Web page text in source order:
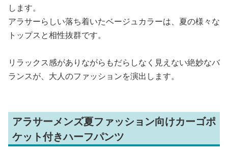
します。
アラサーらしい落ち着いたベージュカラーは、夏の様々な
トップスと相性抜群です。
リラックス感がありながらもだらしなく見えない絶妙なバ
ランスが、大人のファッションを演出します。
アラサーメンズ夏ファッション向けカーゴポ
ケット付きハーフパンツ